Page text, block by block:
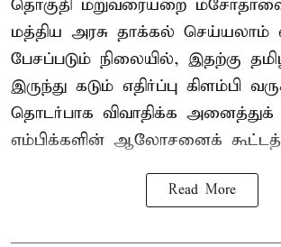
தொகுதி மறுவரையறை
மத்திய அரசு தாக்கல் செய்யலாம்
பேசப்படும் நிலையில், இதற்கு
இருந்து கடும் எதிர்ப்பு கிளம்பி
தொடர்பாக விவாதிக்க அனைத்துக்
எம்பிக்களின் ஆலோசனைக்
Read More